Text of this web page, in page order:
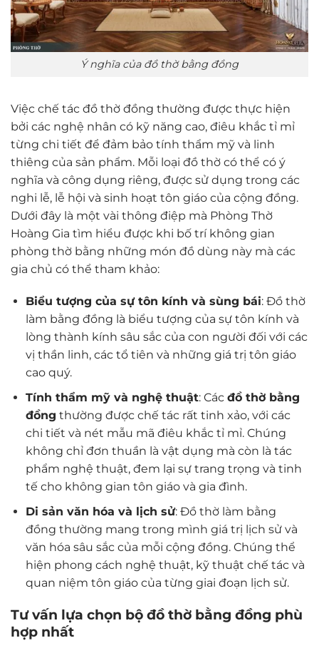
Ý nghĩa của đồ thờ bằng đồng
Việc chế tác đồ thờ đồng thường được thực hiện
bởi các nghệ nhân có kỹ năng cao, điêu khắc tỉ mỉ
từng chi tiết để đảm bảo tính thẩm mỹ và linh
thiêng của sản phẩm. Mỗi loại đồ thờ có thể có ý
nghĩa và công dụng riêng, được sử dụng trong các
nghi lễ, lễ hội và sinh hoạt tôn giáo của cộng đồng.
Dưới đây là một vài thông điệp mà Phòng Thờ
Hoàng Gia tìm hiểu được khi bố trí không gian
phòng thờ bằng những món đồ dùng này mà các
gia chủ có thể tham khảo:
Biểu tượng của sự tôn kính và sùng bái: Đồ thờ
làm bằng đồng là biểu tượng của sự tôn kính và
lòng thành kính sâu sắc của con người đối với các
vị thần linh, các tổ tiên và những giá trị tôn giáo
cao quý.
Tính thẩm mỹ và nghệ thuật: Các đồ thờ bằng
đồng thường được chế tác rất tinh xảo, với các
chi tiết và nét mẫu mã điêu khắc tỉ mỉ. Chúng
không chỉ đơn thuần là vật dụng mà còn là tác
phẩm nghệ thuật, đem lại sự trang trọng và tinh
tế cho không gian tôn giáo và gia đình.
Di sản văn hóa và lịch sử: Đồ thờ làm bằng
đồng thường mang trong mình giá trị lịch sử và
văn hóa sâu sắc của mỗi cộng đồng. Chúng thể
hiện phong cách nghệ thuật, kỹ thuật chế tác và
quan niệm tôn giáo của từng giai đoạn lịch sử.
Tư vấn lựa chọn bộ đồ thờ bằng đồng phù
hợp nhất